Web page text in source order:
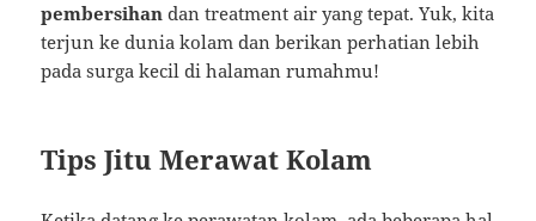
pembersihan dan treatment air yang tepat. Yuk, kita
terjun ke dunia kolam dan berikan perhatian lebih
pada surga kecil di halaman rumahmu!
Tips Jitu Merawat Kolam